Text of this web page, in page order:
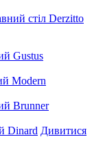
стіл Derzitto
Gustus
Modern
Brunner
Dinard Дивитися